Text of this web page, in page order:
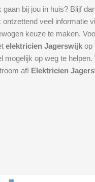
gaan bij jou in huis? Blijf
veel informatie
keuze te maken.
elektricien Jagerswijk op
mogelijk op weg te helpen.
af! Elektricien